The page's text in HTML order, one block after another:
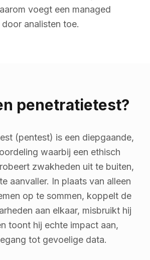
voegt een managed
analisten toe.
penetratietest?
(pentest) is een diepgaande,
waarbij een ethisch
zwakheden uit te buiten,
aanvaller. In plaats van alleen
op te sommen, koppelt de
aan elkaar, misbruikt hij
toont hij echte impact aan,
tot gevoelige data.